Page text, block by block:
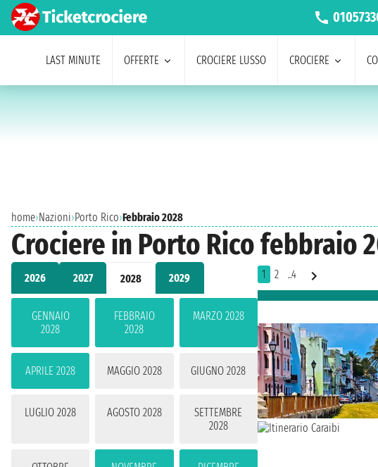
LAST MINUTE OFFERTE CROCIERE LUSSO CROCIERE
home›Nazioni›Porto Rico›Febbraio 2028
Crociere in Porto Rico febbraio
2026 2027 2028 2029
GENNAIO
2028
FEBBRAIO
2028
MARZO 2028
APRILE 2028 MAGGIO 2028 GIUGNO 2028
LUGLIO 2028 AGOSTO 2028
SETTEMBRE
2028
1 2 ..4